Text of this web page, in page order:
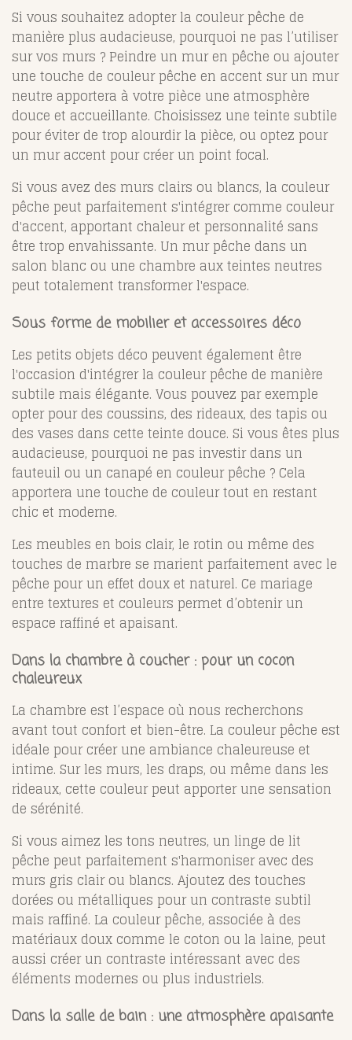
Si vous souhaitez adopter la couleur pêche de
manière plus audacieuse, pourquoi ne pas l’utiliser
sur vos murs ? Peindre un mur en pêche ou ajouter
une touche de couleur pêche en accent sur un mur
neutre apportera à votre pièce une atmosphère
douce et accueillante. Choisissez une teinte subtile
pour éviter de trop alourdir la pièce, ou optez pour
un mur accent pour créer un point focal.
Si vous avez des murs clairs ou blancs, la couleur
pêche peut parfaitement s'intégrer comme couleur
d'accent, apportant chaleur et personnalité sans
être trop envahissante. Un mur pêche dans un
salon blanc ou une chambre aux teintes neutres
peut totalement transformer l'espace.
Sous forme de mobilier et accessoires déco
Les petits objets déco peuvent également être
l'occasion d'intégrer la couleur pêche de manière
subtile mais élégante. Vous pouvez par exemple
opter pour des coussins, des rideaux, des tapis ou
des vases dans cette teinte douce. Si vous êtes plus
audacieuse, pourquoi ne pas investir dans un
fauteuil ou un canapé en couleur pêche ? Cela
apportera une touche de couleur tout en restant
chic et moderne.
Les meubles en bois clair, le rotin ou même des
touches de marbre se marient parfaitement avec le
pêche pour un effet doux et naturel. Ce mariage
entre textures et couleurs permet d’obtenir un
espace raffiné et apaisant.
Dans la chambre à coucher : pour un cocon
chaleureux
La chambre est l’espace où nous recherchons
avant tout confort et bien-être. La couleur pêche est
idéale pour créer une ambiance chaleureuse et
intime. Sur les murs, les draps, ou même dans les
rideaux, cette couleur peut apporter une sensation
de sérénité.
Si vous aimez les tons neutres, un linge de lit
pêche peut parfaitement s'harmoniser avec des
murs gris clair ou blancs. Ajoutez des touches
dorées ou métalliques pour un contraste subtil
mais raffiné. La couleur pêche, associée à des
matériaux doux comme le coton ou la laine, peut
aussi créer un contraste intéressant avec des
éléments modernes ou plus industriels.
Dans la salle de bain : une atmosphère apaisante